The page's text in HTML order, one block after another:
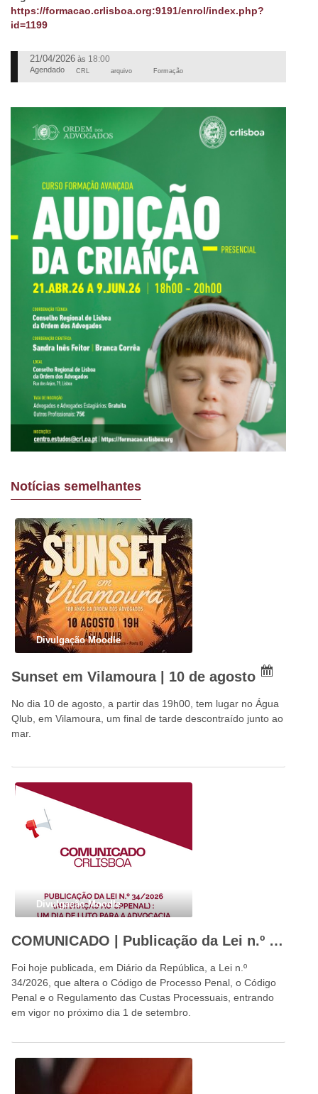
https://formacao.crlisboa.org:9191/enrol/index.php?
id=1199
21/04/2026 às 18:00
Agendado CRL arquivo Formação
Notícias semelhantes
Divulgação Moodle
Sunset em Vilamoura | 10 de agosto
No dia 10 de agosto, a partir das 19h00, tem lugar no Água
Qlub, em Vilamoura, um final de tarde descontraído junto ao
mar.
Divulgação Moodle
COMUNICADO | Publicação da Lei n.º 34/2026: um dia de luto para a advocacia portuguesa e para o Estado de Direito
Foi hoje publicada, em Diário da República, a Lei n.º
34/2026, que altera o Código de Processo Penal, o Código
Penal e o Regulamento das Custas Processuais, entrando
em vigor no próximo dia 1 de setembro.